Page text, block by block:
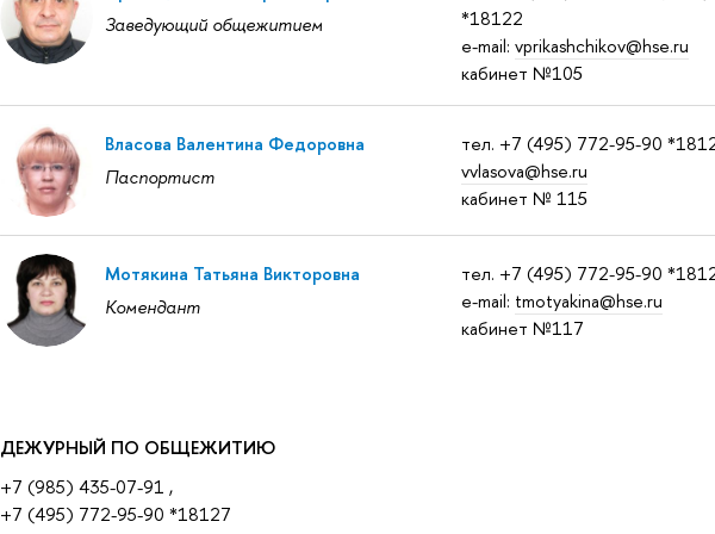
Заведующий общежитием
*18122
e-mail: vprikashchikov@hse.ru
кабинет №105
Власова Валентина Федоровна
Паспортист
тел. +7 (495) 772-95-90
vvlasova@hse.ru
кабинет № 115
Мотякина Татьяна Викторовна
Комендант
тел. +7 (495) 772-95-90
e-mail: tmotyakina@hse.ru
кабинет №117
ДЕЖУРНЫЙ ПО ОБЩЕЖИТИЮ
+7 (985) 435-07-91 ,
+7 (495) 772-95-90 *18127